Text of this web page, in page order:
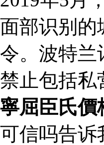
面部识别的
令。波特兰
禁止包括
寧屈臣氏價
可信吗告